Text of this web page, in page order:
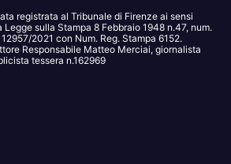
registrata al Tribunale di Firenze ai sensi
Legge sulla Stampa 8 Febbraio 1948 n.47, num.
12957/2021 con Num. Reg. Stampa 6152.
Responsabile Matteo Merciai, giornalista
tessera n.162969